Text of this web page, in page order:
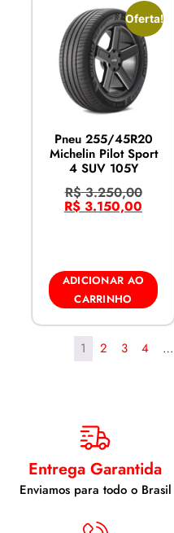
Oferta!
Pneu 255/45R20
Michelin Pilot Sport
4 SUV 105Y
R$3.250,00
R$ 3.150,00
ADICIONAR AO
CARRINHO
1 2 3 4 …
Entrega Garantida
Enviamos para todo o Brasil